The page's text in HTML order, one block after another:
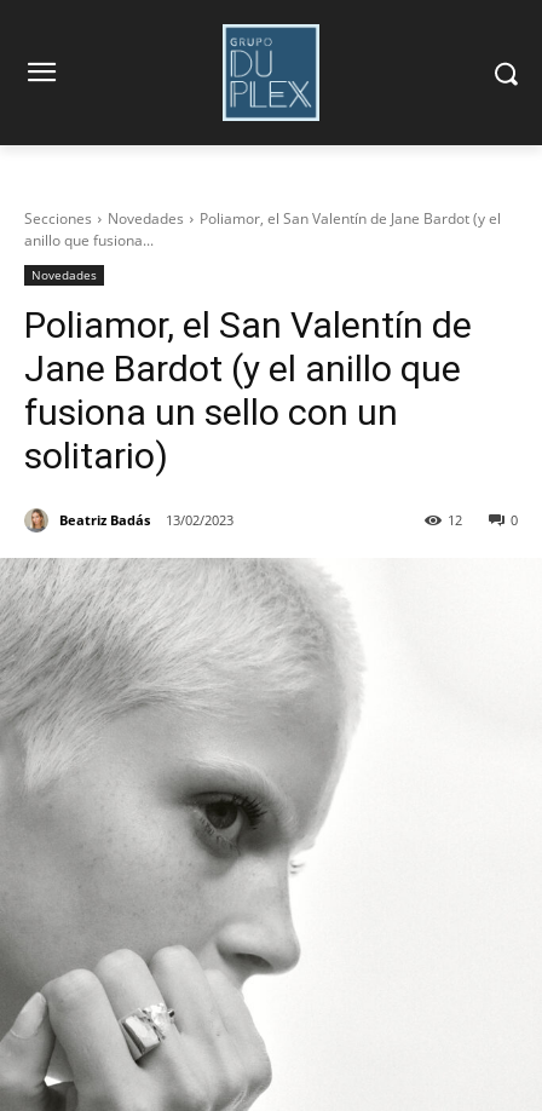
Secciones Novedades
Poliamor, el San Valentín de Jane Bardot (y el
anillo que fusiona...
Novedades
Poliamor, el San Valentín de
Jane Bardot (y el anillo que
fusiona un sello con un
solitario)
Beatriz Badás 13/02/2023 0
12